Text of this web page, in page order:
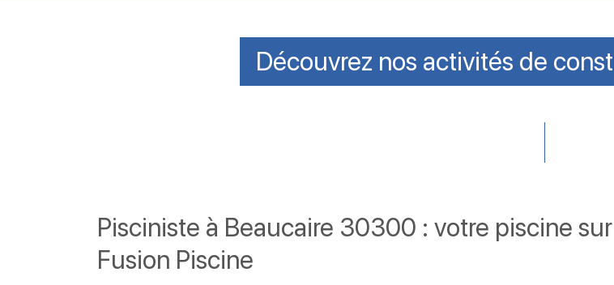
Découvrez nos activités de
Pisciniste à Beaucaire 30300 : votre piscine
Fusion Piscine